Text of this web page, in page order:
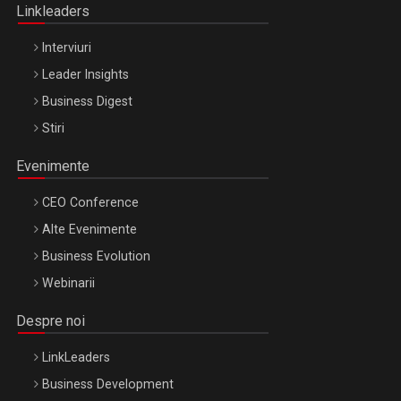
Linkleaders
Interviuri
Leader Insights
Business Digest
Stiri
Evenimente
CEO Conference
Alte Evenimente
Business Evolution
Webinarii
Despre noi
LinkLeaders
Business Development